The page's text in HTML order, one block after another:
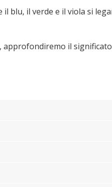
il blu, il verde e il viola si
il